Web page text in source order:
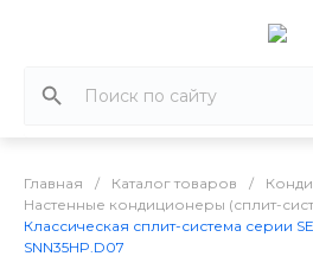
Главная / Каталог товаров /
Настенные кондиционеры (сплит-
Классическая сплит-система серии
SNN35HP.D07